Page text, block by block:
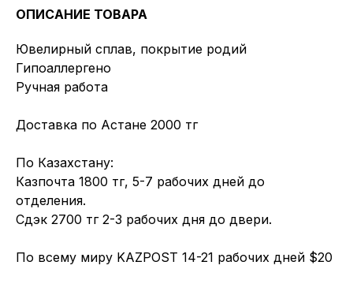
ОПИСАНИЕ ТОВАРА
Ювелирный сплав, покрытие родий
Гипоаллергено
Ручная работа
Доставка по Астане 2000 тг
По Казахстану:
Казпочта 1800 тг, 5-7 рабочих дней до
отделения.
Сдэк 2700 тг 2-3 рабочих дня до двери.
По всему миру KAZPOST 14-21 рабочих дней $20